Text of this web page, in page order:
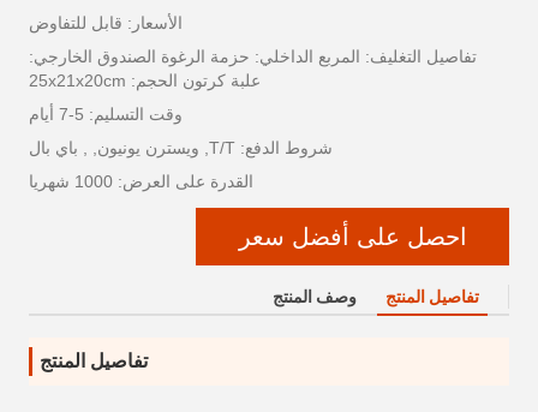
الأسعار: قابل للتفاوض
تفاصيل التغليف: المربع الداخلي: حزمة الرغوة الصندوق الخارجي:
علبة كرتون الحجم: 25x21x20cm
وقت التسليم: 5-7 أيام
شروط الدفع: T/T, ويسترن يونيون, , باي بال
القدرة على العرض: 1000 شهريا
احصل على أفضل سعر
تفاصيل المنتج وصف المنتج
تفاصيل المنتج